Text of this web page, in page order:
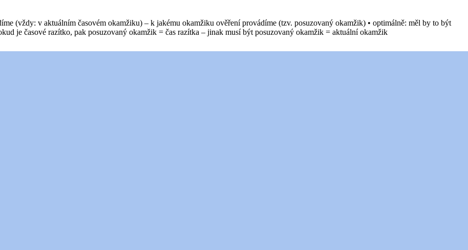
(vždy: v aktuálním časovém okamžiku) – k jakému okamžiku ověření provádíme (tzv. posuzovaný okamžik) • optimálně: měl by to být
je časové razítko, pak posuzovaný okamžik = čas razítka – jinak musí být posuzovaný okamžik = aktuální okamžik